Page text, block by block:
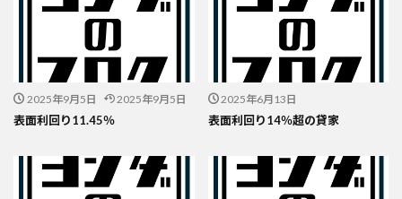
2025年9月5日 2025年9月5日
表面利回り11.45％
2025年6月13日
表面利回り14％超の貸家